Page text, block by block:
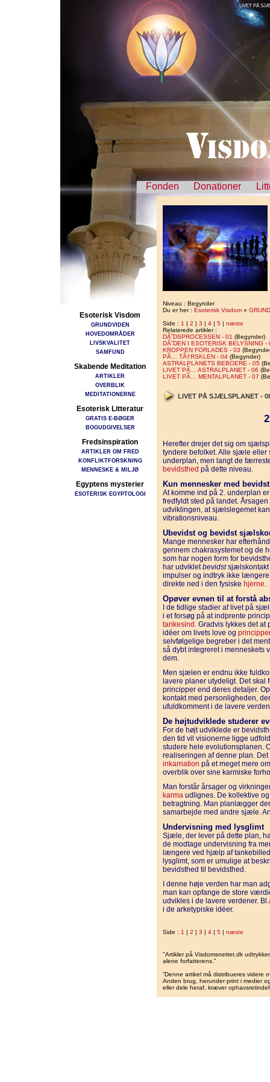
LIVET PÅ
Fonden Donationer
Esoterisk Visdom
GRUNDVIDEN
HOVEDOMRÅDER
LIVSKVALITET
SAMFUND
Skabende Meditation
ARTIKLER
OVERBLIK
MEDITATIONERNE
Esoterisk Litteratur
GRATIS E-BØGER
BOGUDGIVELSER
Fredsinspiration
ARTIKLER OM FRED
KONFLIKTFORSKNING
MENNESKE & MILJØ
Egyptens mysterier
ESOTERISK EGYPTOLOGI
Niveau : Begynder
Du er her : Esoterisk Visdom »
Side : 1 | 2 | 3 | 4 | 5 | næste
Relaterede artikler :
DÃ˜DSPROCESSEN - 01 (Begynder)
DÃ˜DEN I ESOTERISK BELYSNING -
KROPPEN FORLADES - 03
PÃ… TÃ†RSKLEN - 04 (Begynder)
ASTRALPLANETS BEBOERE - 05
LIVET PÃ… ASTRALPLANET - 06
LIVET PÃ… MENTALPLANET - 07
LIVET PÅ SJÆLSPLANET -
Herefter drejer det sig om
tyndere befolket. Alle sjæle
underplan, men langt de
bevidsthed på dette niveau.
Kun mennesker med
At komme ind på 2. underplan
fredfyldt sted på landet.
udviklingen, at sjælslegemet
vibrationsniveau.
Ubevidst og bevidst
Mange mennesker har
gennem chakrasystemet og de
som har nogen form for
har udvikletbevidstsjælskontakt
impulser og indtryk ikke
direkte ned i den fysiske hjerne.
Opøver evnen til at forstå
I de tidlige stadier af livet på
i et forsøg på at indprente
tankesind . Gradvis lykkes det at
idéer om livets love og principper
selvfølgelige begreber i det
så dybt integreret i menneskets
dem.
Men sjælen er endnu ikke
lavere planer utydeligt. Det skal
principper end deres detaljer.
kontakt med personligheden,
ufuldkomment i de lavere
De højtudviklede studerer
For de højt udviklede er
den tid vil visionerne ligge
studere hele evolutionsplanen.
realiseringen af denne plan.
inkarnation på et meget mere
overblik over sine karmiske
Man forstår årsager og
karma udlignes. De kollektive
betragtning. Man planlægger
samarbejde med andre sjæle.
Undervisning med lysglimt
Sjæle, der lever på dette plan,
de modtage undervisning fra
længere ved hjælp af
lysglimt, som er umulige at
bevidsthed til bevidsthed.
I denne høje verden har man
man kan opfange de store
udvikles i de lavere verdener. Bl.
i de arketypiske idéer.
Side : 1 | 2 | 3 | 4 | 5 | næste
"Artikler på Visdomsnettet.dk
alene forfatterens.”
”Denne artikel må distribueres videre
Anden brug, herunder print i medier
eller dele heraf, kræver